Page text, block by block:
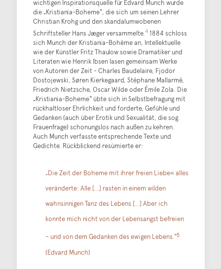
wichtigen Inspirationsquelle für Edvard Munch wurde
die „Kristiania-Boheme“, die sich um seinen Lehrer
Christian Krohg und den skandalumwobenen
Schriftsteller Hans Jæger versammelte.41884 schloss
sich Munch der Kristiania-Bohème an, Intellektuelle
wie der Künstler Fritz Thaulow sowie Dramatiker und
Literaten wie Henrik Ibsen lasen gemeinsam Werke
von Autoren der Zeit - Charles Baudelaire, Fjodor
Dostojewski, Søren Kierkegaard, Stéphane Mallarmé,
Friedrich Nietzsche, Oscar Wilde oder Émile Zola. Die
„Kristiania-Boheme“ übte sich in Selbstbefragung mit
rückhaltloser Ehrlichkeit und forderte, Gefühle und
Gedanken (auch über Erotik und Sexualität, die sog.
Frauenfrage) schonungslos nach außen zu kehren.
Auch Munch verfasste entsprechende Texte und
Gedichte. Rückblickend resümierte er:
„Die Zeit der Boheme mit ihrer freien Liebe« alles
veränderte: Alle […] rasten in einem wilden
wahnsinnigen Tanz des Lebens […] Aber ich
konnte mich nicht von der Lebensangst befreien
– und von dem Gedanken des ewigen Lebens.“5
(Edvard Munch)